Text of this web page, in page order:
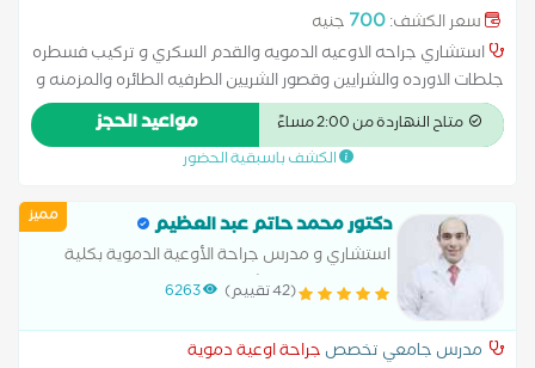
سعر الكشف:700 جنيه
استشاري جراحه الاوعيه الدمويه والقدم السكري و تركيب فسطره
جلطات الاورده والشرايين وقصور الشريين الطرفيه الطائره والمزمنه و
علاج مرض القد السكري و علاج الدوالي الساقيين بدون جراحه
وجلطات الاورده السطحيه والعميقه
متاح النهاردة من 2:00 مساءً مواعيد الحجز
الكشف باسبقية الحضور
مميز دكتور محمد حاتم عبد العظيم
استشاري و مدرس جراحة الأوعية الدموية بكلية
الطب جامعة عين شمس عضو الجمعية لاوروبية
(42 تقييم) 6263
مدرس جامعي تخصص جراحة اوعية دموية